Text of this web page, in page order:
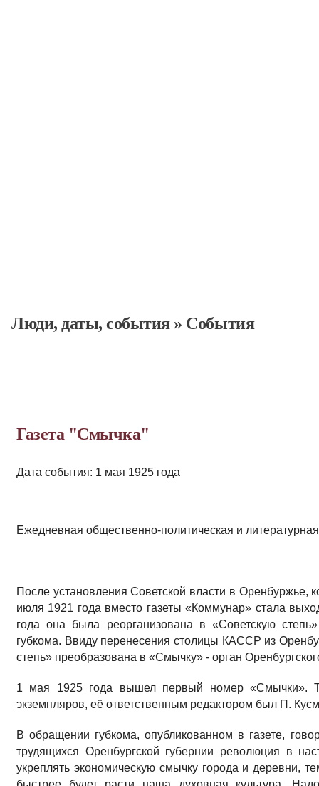
Люди, даты, cобытия» События
Газета "Смычка"
Дата события: 1 мая 1925 года
Ежедневная общественно-политическая и литературная
После установления Советской власти в Оренбуржье,
июля 1921 года вместо газеты «Коммунар» стала
года она была реорганизована в «Советскую
губкома. Ввиду перенесения столицы КАССР из
степь» преобразована в «Смычку» - орган
1 мая 1925 года вышел первый номер «Смычки».
экземпляров, её ответственным редактором был П.
В обращении губкома, опубликованном в газете,
трудящихся Оренбургской губернии революция в
укреплять экономическую смычку города и деревни,